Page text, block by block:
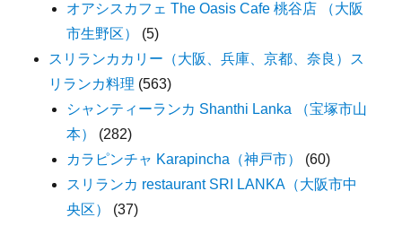
オアシスカフェ The Oasis Cafe 桃谷店 （大阪
市生野区）
(5)
スリランカカリー（大阪、兵庫、京都、奈良）ス
リランカ料理 (563)
シャンティーランカ Shanthi Lanka （宝塚市山
本）
(282)
カラピンチャ Karapincha（神戸市）
(60)
スリランカ restaurant SRI LANKA（大阪市中
央区）
(37)